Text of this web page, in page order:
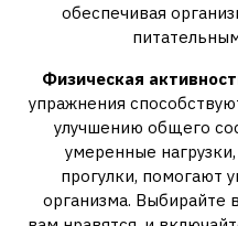
обеспечивая
Физическая
упражнения
улучшению общего
умеренные
прогулки, помогают
организма. Выбирайте